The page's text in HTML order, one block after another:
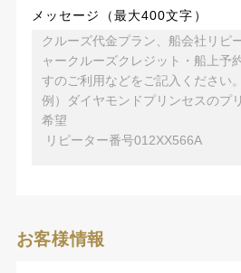
メッセージ（最大400文字）
お客様情報